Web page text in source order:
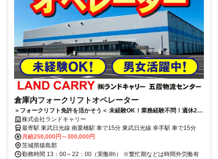
倉庫内フォークリフトオペレーター
＞フォークリフト免許を活かそう＜ 未経験OK！業務経験不問！週休2
日！ 時間帯も相談可能！
株式会社ランドキャリー
最寄駅 東武日光線 南栗橋駅 車で15分 東武日光線 幸手駅 車で15分
月給250,000円～300,000円
茨城県猿島郡
勤務時間 13：00～22：00（実働8h） ※繁忙期などは時間外労働有